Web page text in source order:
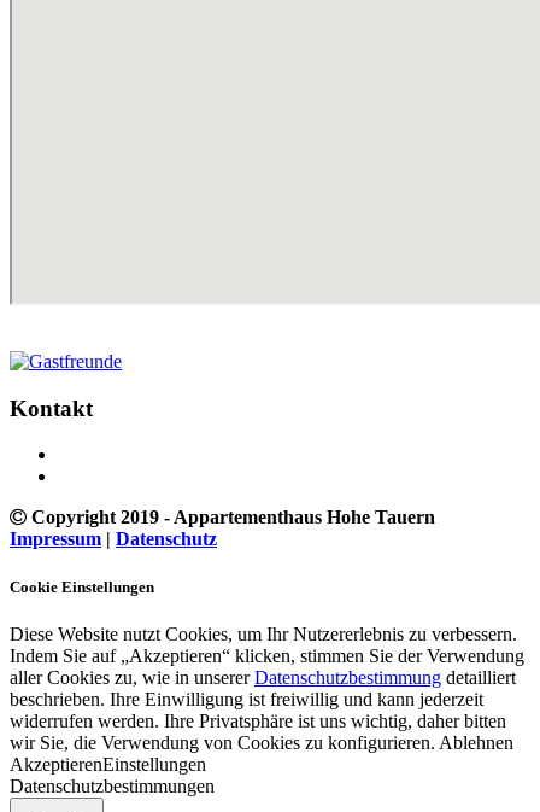
Kontakt
Copyright 2019 - Appartementhaus Hohe Tauern
Impressum | Datenschutz
Cookie Einstellungen
Diese Website nutzt Cookies, um Ihr Nutzererlebnis zu verbessern.
Indem Sie auf „Akzeptieren“ klicken, stimmen Sie der Verwendung
aller Cookies zu, wie in unsererDatenschutzbestimmung detailliert
beschrieben. Ihre Einwilligung ist freiwillig und kann jederzeit
widerrufen werden. Ihre Privatsphäre ist uns wichtig, daher bitten
wir Sie, die Verwendung von Cookies zu konfigurieren. Ablehnen
AkzeptierenEinstellungen
Datenschutzbestimmungen